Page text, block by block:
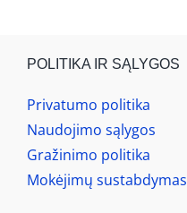
POLITIKA IR SĄLYGOS
Privatumo politika
Naudojimo sąlygos
Gražinimo politika
Mokėjimų sustabdymas